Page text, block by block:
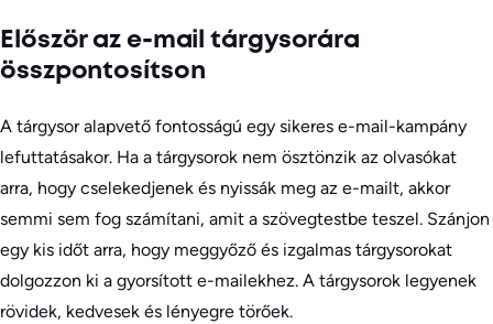
Először az e-mail tárgysorára
összpontosítson
A tárgysor alapvető fontosságú egy sikeres e-mail-kampány
lefuttatásakor. Ha a tárgysorok nem ösztönzik az olvasókat
arra, hogy cselekedjenek és nyissák meg az e-mailt, akkor
semmi sem fog számítani, amit a szövegtestbe teszel. Szánjon
egy kis időt arra, hogy meggyőző és izgalmas tárgysorokat
dolgozzon ki a gyorsított e-mailekhez. A tárgysorok legyenek
rövidek, kedvesek és lényegre törőek.